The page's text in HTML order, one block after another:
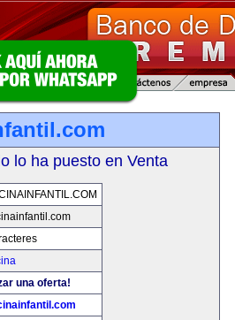
lo ha puesto en Venta
una oferta!